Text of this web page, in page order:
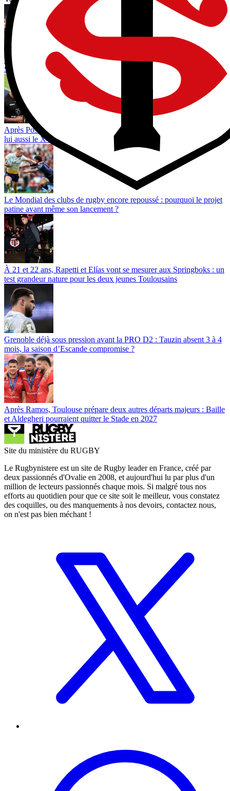
World Rugby limiterait les réunions entre arbitres et entraîneurs :
Steve Hansen redoute une montée de la méfiance avant 2027
Après Posolo Tuilagi, Preston Tekori, le fils de Joe Tekori, choisit
lui aussi le XV de France
Le Mondial des clubs de rugby encore repoussé : pourquoi le projet
patine avant même son lancement ?
À 21 et 22 ans, Rapetti et Elías vont se mesurer aux Springboks : un
test grandeur nature pour les deux jeunes Toulousains
Grenoble déjà sous pression avant la PRO D2 : Tauzin absent 3 à 4
mois, la saison d’Escande compromise ?
Après Ramos, Toulouse prépare deux autres départs majeurs : Baille
et Aldegheri pourraient quitter le Stade en 2027
Site du ministère du RUGBY
Le Rugbynistere est un site de Rugby leader en France, créé par
deux passionnés d'Ovalie en 2008, et aujourd'hui lu par plus d'un
million de lecteurs passionnés chaque mois. Si malgré tous nos
efforts au quotidien pour que ce site soit le meilleur, vous constatez
des coquilles, ou des manquements à nos devoirs, contactez nous,
on n'est pas bien méchant !